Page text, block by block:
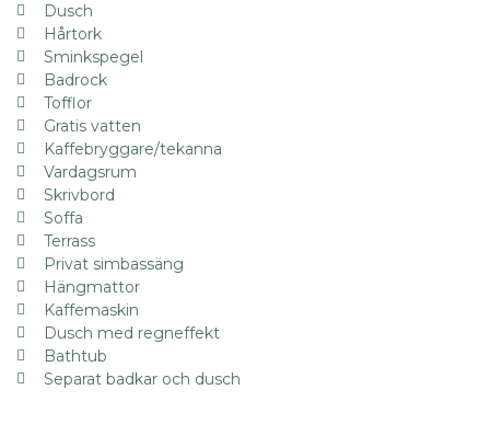
Dusch
Hårtork
Sminkspegel
Badrock
Tofflor
Gratis vatten
Kaffebryggare/tekanna
Vardagsrum
Skrivbord
Soffa
Terrass
Privat simbassäng
Hängmattor
Kaffemaskin
Dusch med regneffekt
Bathtub
Separat badkar och dusch